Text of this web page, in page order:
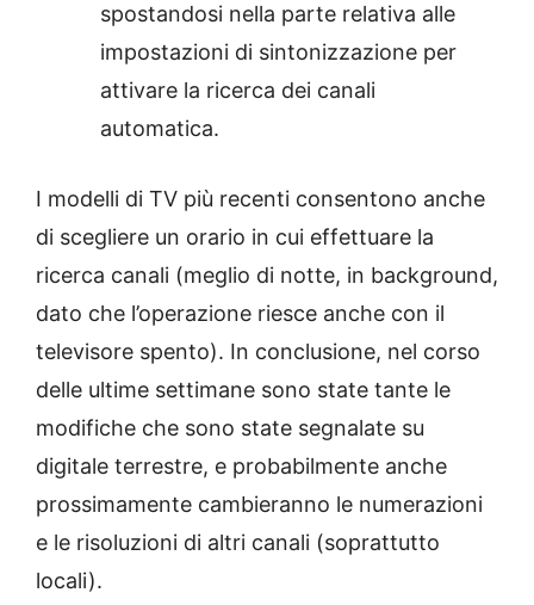
spostandosi nella parte relativa alle
impostazioni di sintonizzazione per
attivare la ricerca dei canali
automatica.
I modelli di TV più recenti consentono anche
di scegliere un orario in cui effettuare la
ricerca canali (meglio di notte, in background,
dato che l’operazione riesce anche con il
televisore spento). In conclusione, nel corso
delle ultime settimane sono state tante le
modifiche che sono state segnalate su
digitale terrestre, e probabilmente anche
prossimamente cambieranno le numerazioni
e le risoluzioni di altri canali (soprattutto
locali).